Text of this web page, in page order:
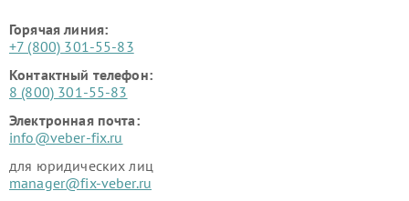
Горячая линия:
+7 (800) 301-55-83
Контактный телефон:
8 (800) 301-55-83
Электронная почта:
info@veber-fix.ru
для юридических лиц
manager@fix-veber.ru